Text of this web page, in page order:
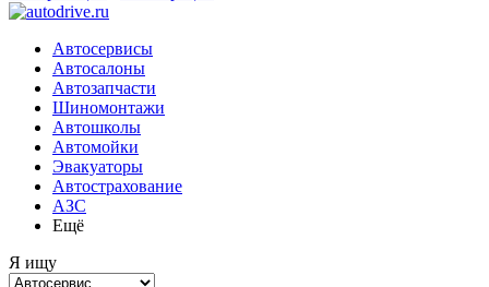
Автосервисы
Автосалоны
Автозапчасти
Шиномонтажи
Автошколы
Автомойки
Эвакуаторы
Автострахование
АЗС
Ещё
Я ищу